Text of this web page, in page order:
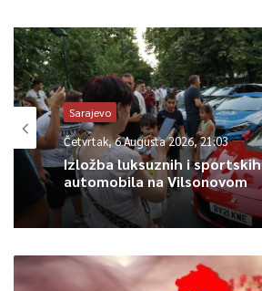
0
Article Rating
Sarajevo
Četvrtak, 6 Augusta 2026, 21:03
Izložba luksuznih i sportskih
automobila na Vilsonovom